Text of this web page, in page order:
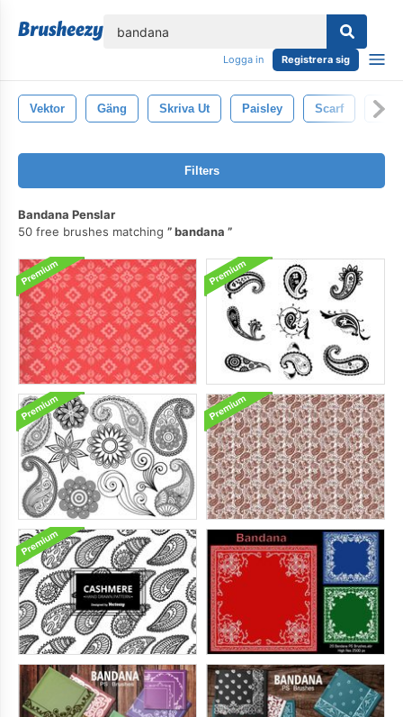
Logga in Registrera sig
Vektor Gäng Skriva Ut Paisley Scarf
Filters
Bandana Penslar
50 free brushes matching
bandana